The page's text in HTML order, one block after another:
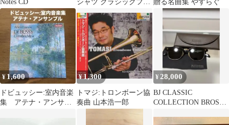
Notes CD
シャツ クラシックフィ
ット
贈る名曲集 やすらぐ
¥ 1,600
ドビュッシー:室内音楽
集 アテナ・アンサン
¥1,300
トマジ:トロンボーン協
奏曲 山本浩一郎
¥ 28,000
BJ CLASSIC
COLLECTION BROS